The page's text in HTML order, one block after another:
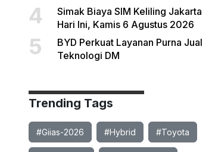
4
Simak Biaya SIM Keliling Jakarta
Hari Ini, Kamis 6 Agustus 2026
5
BYD Perkuat Layanan Purna Jual
Teknologi DM
Trending Tags
#Giias-2026 #Hybrid #Toyota